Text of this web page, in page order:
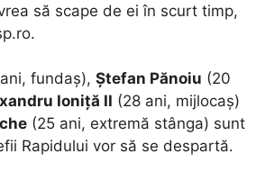
să scape de ei în scurt timp,
fundaș), Ștefan Pănoiu (20
Ioniță II (28 ani, mijlocaș)
(25 ani, extremă stânga) sunt
Rapidului vor să se despartă.